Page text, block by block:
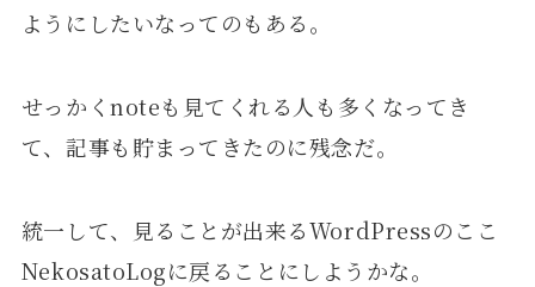
ようにしたいなってのもある。
せっかくnoteも見てくれる人も多くなってき
て、記事も貯まってきたのに残念だ。
統一して、見ることが出来るWordPressのここ
NekosatoLogに戻ることにしようかな。